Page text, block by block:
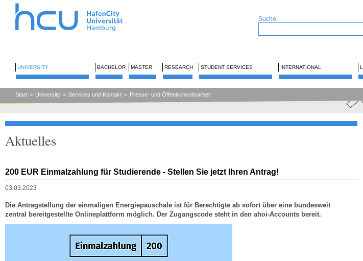
Suche
UNIVERSITY BACHELOR MASTER RESEARCH STUDENT SERVICES INTERNATIONAL
Start > University > Services und Kontakt > Presse- und Öffentlichkeitsarbeit
Aktuelles
200 EUR Einmalzahlung für Studierende - Stellen Sie jetzt Ihren Antrag!
03.03.2023
Die Antragstellung der einmaligen Energiepauschale ist für Berechtigte ab sofort über eine bundesweit
zentral bereitgestellte Onlineplattform möglich. Der Zugangscode steht in den ahoi-Accounts bereit.